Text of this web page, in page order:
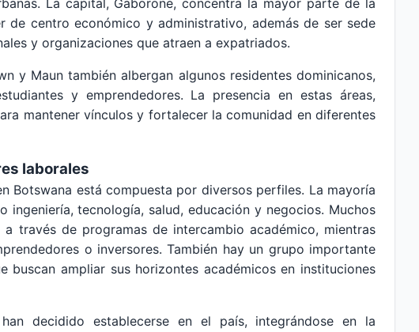
La capital, Gaborone, concentra la mayor parte de la
de centro económico y administrativo, además de ser sede
y organizaciones que atraen a expatriados.
y Maun también albergan algunos residentes dominicanos,
y emprendedores. La presencia en estas áreas,
mantener vínculos y fortalecer la comunidad en diferentes
laborales
Botswana está compuesta por diversos perfiles. La mayoría
ingeniería, tecnología, salud, educación y negocios. Muchos
través de programas de intercambio académico, mientras
o inversores. También hay un grupo importante
buscan ampliar sus horizontes académicos en instituciones
decidido establecerse en el país, integrándose en la